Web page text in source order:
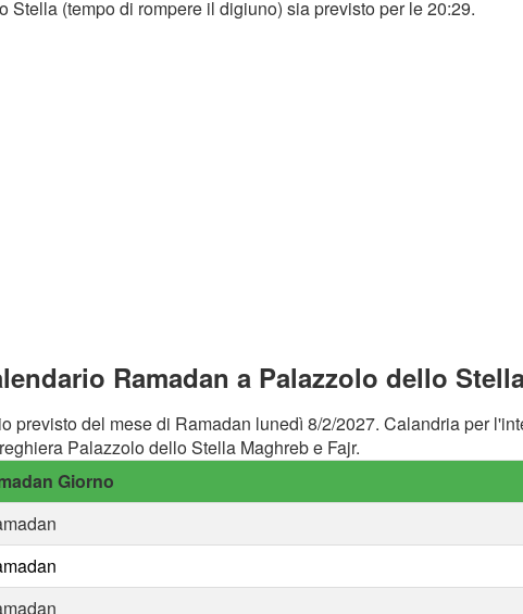
Stella (tempo di rompere il digiuno) sia previsto per le 20:29.
Ramadan a Palazzolo dello
previsto del mese di Ramadan lunedì 8/2/2027. Calandria per
Palazzolo dello Stella Maghreb e Fajr.
Giorno